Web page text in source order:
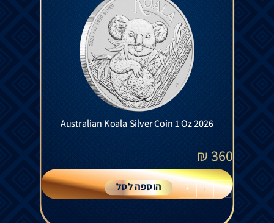
Australian Koala Silver Coin 1 Oz 2026
360
₪
-
+ הוספה לסל